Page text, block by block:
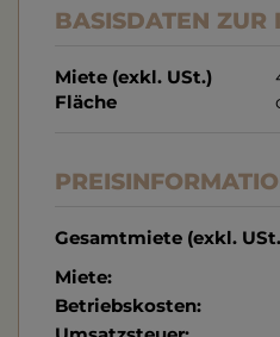
BASISDATEN ZUR
Miete (exkl. USt.)
Fläche
Gesamtmiete (exkl.
Miete:
Betriebskosten: